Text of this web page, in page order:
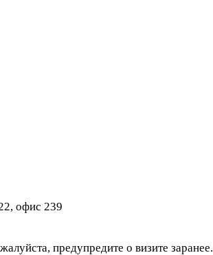
офис 239
предупредите о визите заранее.